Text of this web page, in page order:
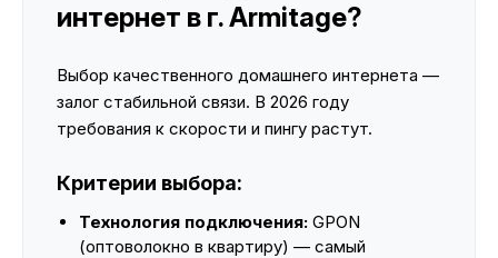
интернет в г. Armitage?
Выбор качественного домашнего интернета —
залог стабильной связи. В 2026 году
требования к скорости и пингу растут.
Критерии выбора:
Технология подключения: GPON
(оптоволокно в квартиру) — самый